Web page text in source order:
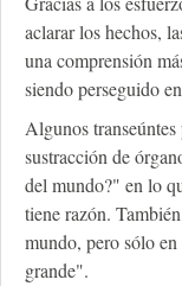
aclarar los hechos,
una comprensión
siendo perseguido
Algunos
sustracción de
del mundo?" en lo
tiene razón.
mundo, pero sólo
grande".